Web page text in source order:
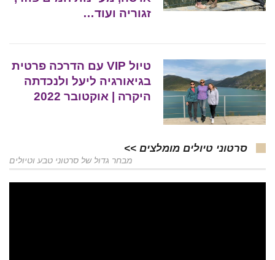
זגוריה ועוד…
טיול VIP עם הדרכה פרטית
בגיאורגיה ליעל ולנכדתה
היקרה | אוקטובר 2022
סרטוני טיולים מומלצים >>
מבחר גדול של סרטוני טבע וטיולים